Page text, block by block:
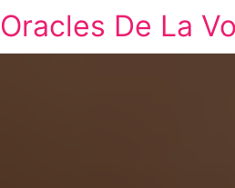
Oracles De La